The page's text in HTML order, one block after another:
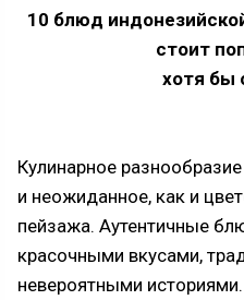
10 блюд
стоит
хотя бы
Кулинарное
и неожиданное, как и
пейзажа. Аутентичные
красочными вкусами,
невероятными